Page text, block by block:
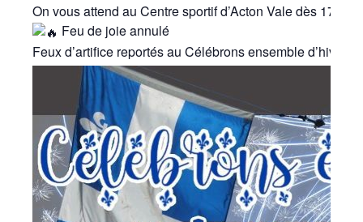
On vous attend au Centre sportif d’Acton Vale dès 17 h
Feu de joie annulé
Feux d’artifice reportés au Célébrons ensemble d’hiver